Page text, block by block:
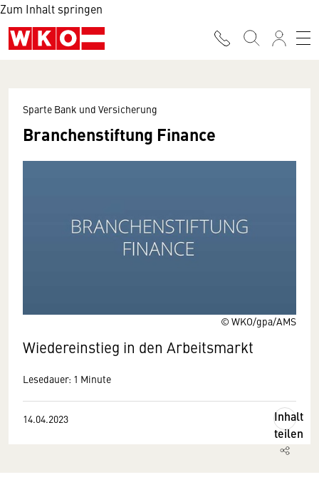
Zum Inhalt springen
© WKO/gpa/AMS
Sparte Bank und Versicherung
Branchenstiftung Finance
Wiedereinstieg in den Arbeitsmarkt
Lesedauer: 1 Minute
14.04.2023
Inhalt
teilen